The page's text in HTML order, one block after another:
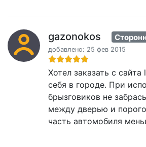
gazonokos
добавлено: 25 фев 2015
Хотел заказать с
себя в городе. При
брызговиков не
между дверью и
часть автомобиля